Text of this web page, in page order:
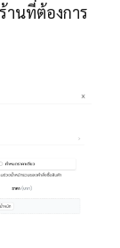
านที่ต้องการ